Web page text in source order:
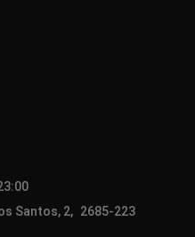
Santos, 2, 2685-223